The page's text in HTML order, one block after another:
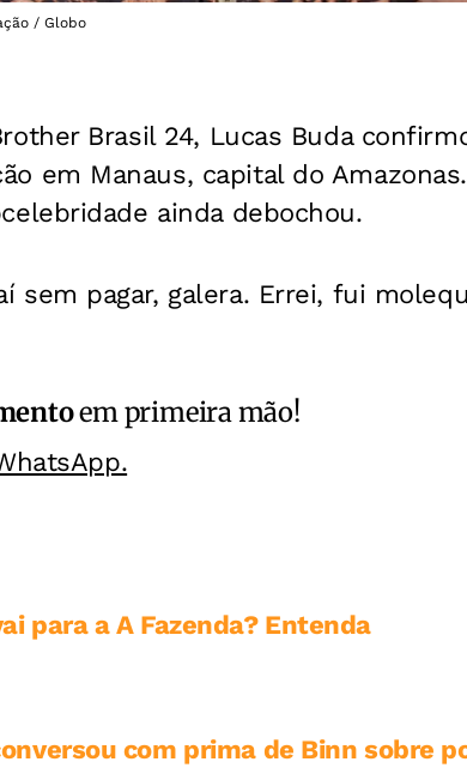
/ Globo
Brasil 24, Lucas Buda
em Manaus, capital do
ainda debochou.
sem pagar, galera. Errei, fui
em primeira mão!
para a A Fazenda? Entenda
com prima de Binn sobre